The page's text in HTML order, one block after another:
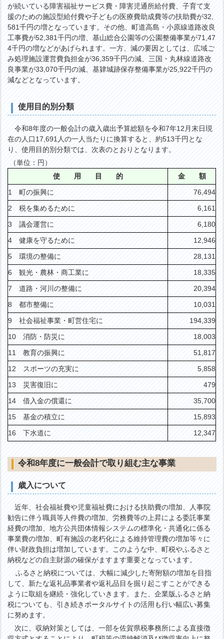
が続いている障害福祉サービス費・障害児通所給付費、子育て支
援のための施設型給付費や子どもの医療費助成費等の扶助費が32,
581千円の増となっています。その他、町道高島・小原線道路改良
工事費が52,381千円の増、基山総合公園等の公園整備事業が71,47
4千円の増などがあげられます。一方、減の要因としては、広域ご
み処理施設運営費負担金が36,359千円の減、三国・丸林線道路改
良事業が33,070千円の減、基肄城跡保存整備事業が25,922千円の
減などとなっています。
使用目的別分類
令和8年度の一般会計の歳入歳出予算総額を令和7年12月末日現
在の人口17,691人の一人当たりに換算すると、約513千円とな
り、使用目的別分類では、次表のとおりとなります。
（単位：円）
使 用 目 的
金 額
1 町の振興に
76,494
2 税を集めるために
6,161
3 議会運営に
6,180
4 健康を守るために
12,946
5 環境の整備に
28,131
6 観光・農林・商工業に
18,335
7 道路・河川の整備に
20,394
8 都市整備に
10,031
9 社会福祉事業・町営住宅に
194,339
10 消防・防災に
18,003
11 教育の振興に
51,817
12 スポーツの充実に
5,858
13 災害復旧に
479
14 借入金の償還に
35,700
15 基金の積立に
15,893
16 下水道に
12,347
令和8年度に一般会計で取り組む主な事業
歳入について
近年、社会福祉費や児童福祉費における扶助費の増加、人事院
勧告に伴う職員等人件費の増加、労務費等の上昇による委託事業
経費の増加、地方公共団体情報システムの標準化・共通化に係る
事業費の増加、町有施設の老朽化による維持管理費の増加等々に
伴い財政負担は増加しています。このような中、町税やふるさと
納税などの自主財源の確保がますます重要となっています。
ふるさと納税については、大幅に減少した寄附額の増加を目指
して、新たな返礼品事業者や返礼品目を掘り起こすことができる
ように取組を継続・強化していきます。また、企業版ふるさと納
税についても、引き続きポータルサイトの活用も行い幅広い募集
に努めます。
次に、収納対策としては、一部を佐賀県税事務所による直接徴